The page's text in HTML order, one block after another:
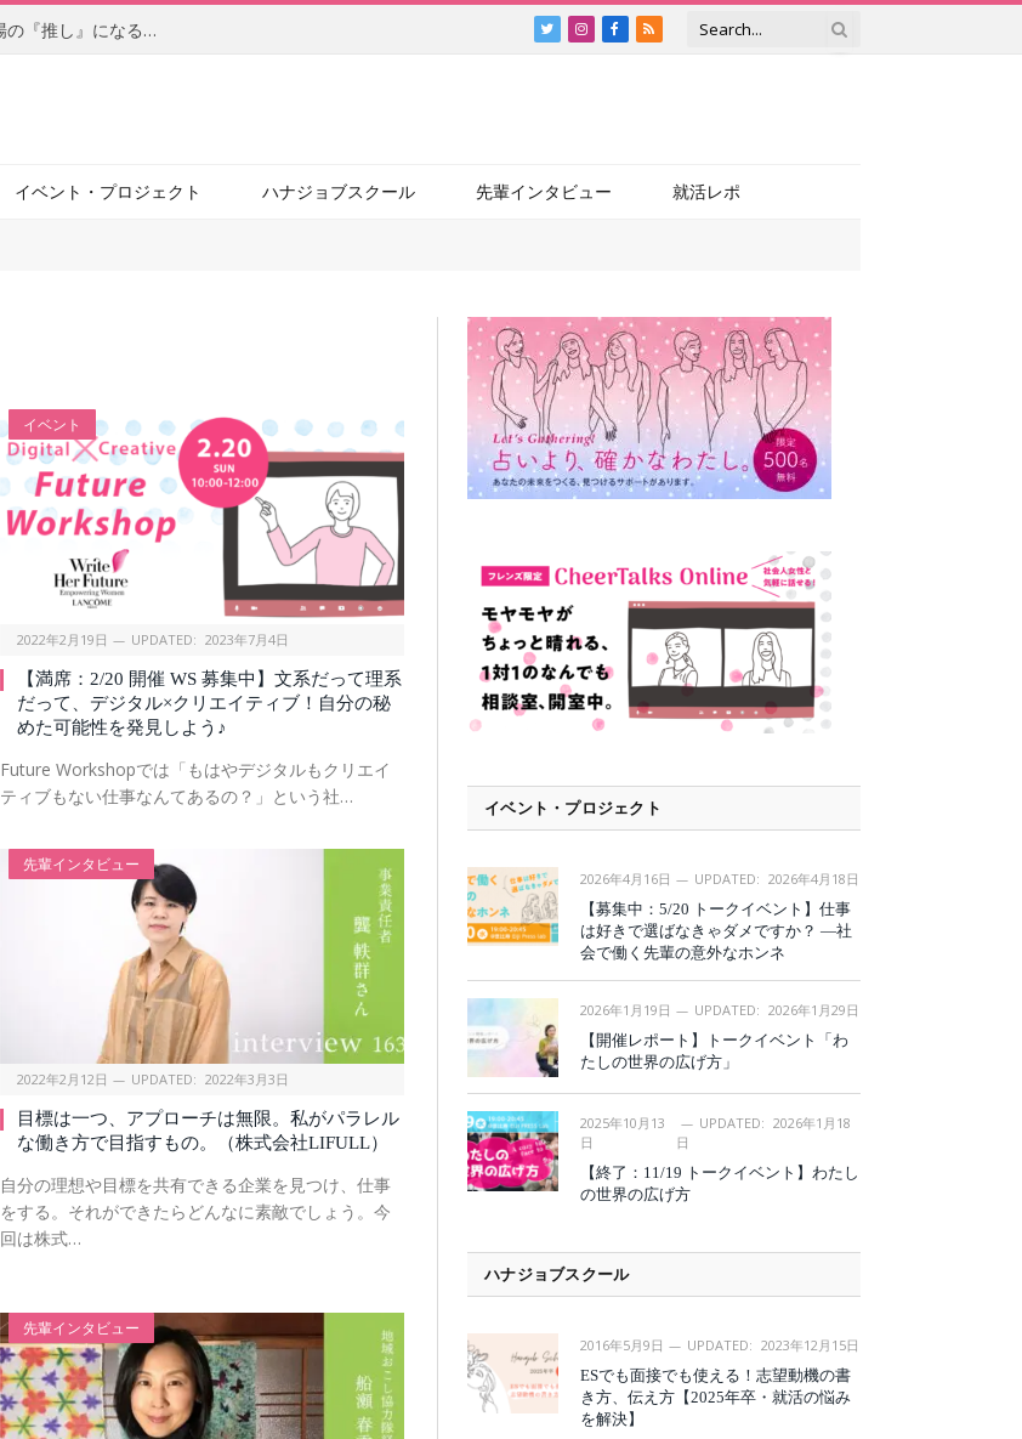
【後編】柔軟なアイデアを自らの手で形に！現場の『推し』になるサービスを目指す、社内起業家の新たな挑戦（JBCC株式会社） TwitterInstagram
Facebook
RSS
イベント・プロジェクト ハナジョブスクール 先輩インタビュー 就活レポ
イベント
2022年2月19日 UPDATED: 2023年7月4日
【満席：2/20 開催 WS 募集中】文系だって理系
だって、デジタル×クリエイティブ！自分の秘
めた可能性を発見しよう♪
Future Workshopでは「もはやデジタルもクリエイ
ティブもない仕事なんてあるの？」という社…
先輩インタビュー
2022年2月12日 UPDATED: 2022年3月3日
目標は一つ、アプローチは無限。私がパラレル
な働き方で目指すもの。（株式会社LIFULL）
自分の理想や目標を共有できる企業を見つけ、仕事
をする。それができたらどんなに素敵でしょう。今
回は株式…
先輩インタビュー
イベント・プロジェクト
2026年4月16日 UPDATED: 2026年4月18日
【募集中：5/20 トークイベント】仕事
は好きで選ばなきゃダメですか？ —社
会で働く先輩の意外なホンネ
2026年1月19日 UPDATED: 2026年1月29日
【開催レポート】トークイベント「わ
たしの世界の広げ方」
2025年10月13
日
UPDATED: 2026年1月18
日
【終了：11/19 トークイベント】わたし
の世界の広げ方
ハナジョブスクール
2016年5月9日 UPDATED: 2023年12月15日
ESでも面接でも使える！志望動機の書
き方、伝え方【2025年卒・就活の悩み
を解決】